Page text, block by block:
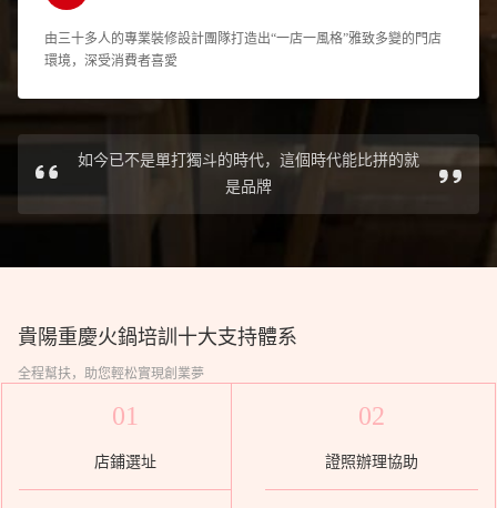
由三十多人的專業裝修設計團隊打造出“一店一風格”雅致多變的門店
環境，深受消費者喜愛
如今已不是單打獨斗的時代，這個時代能比拼的就
是品牌
貴陽重慶火鍋培訓 十大支持體系
全程幫扶，助您輕松實現創業夢
01
店鋪選址
02
證照辦理協助